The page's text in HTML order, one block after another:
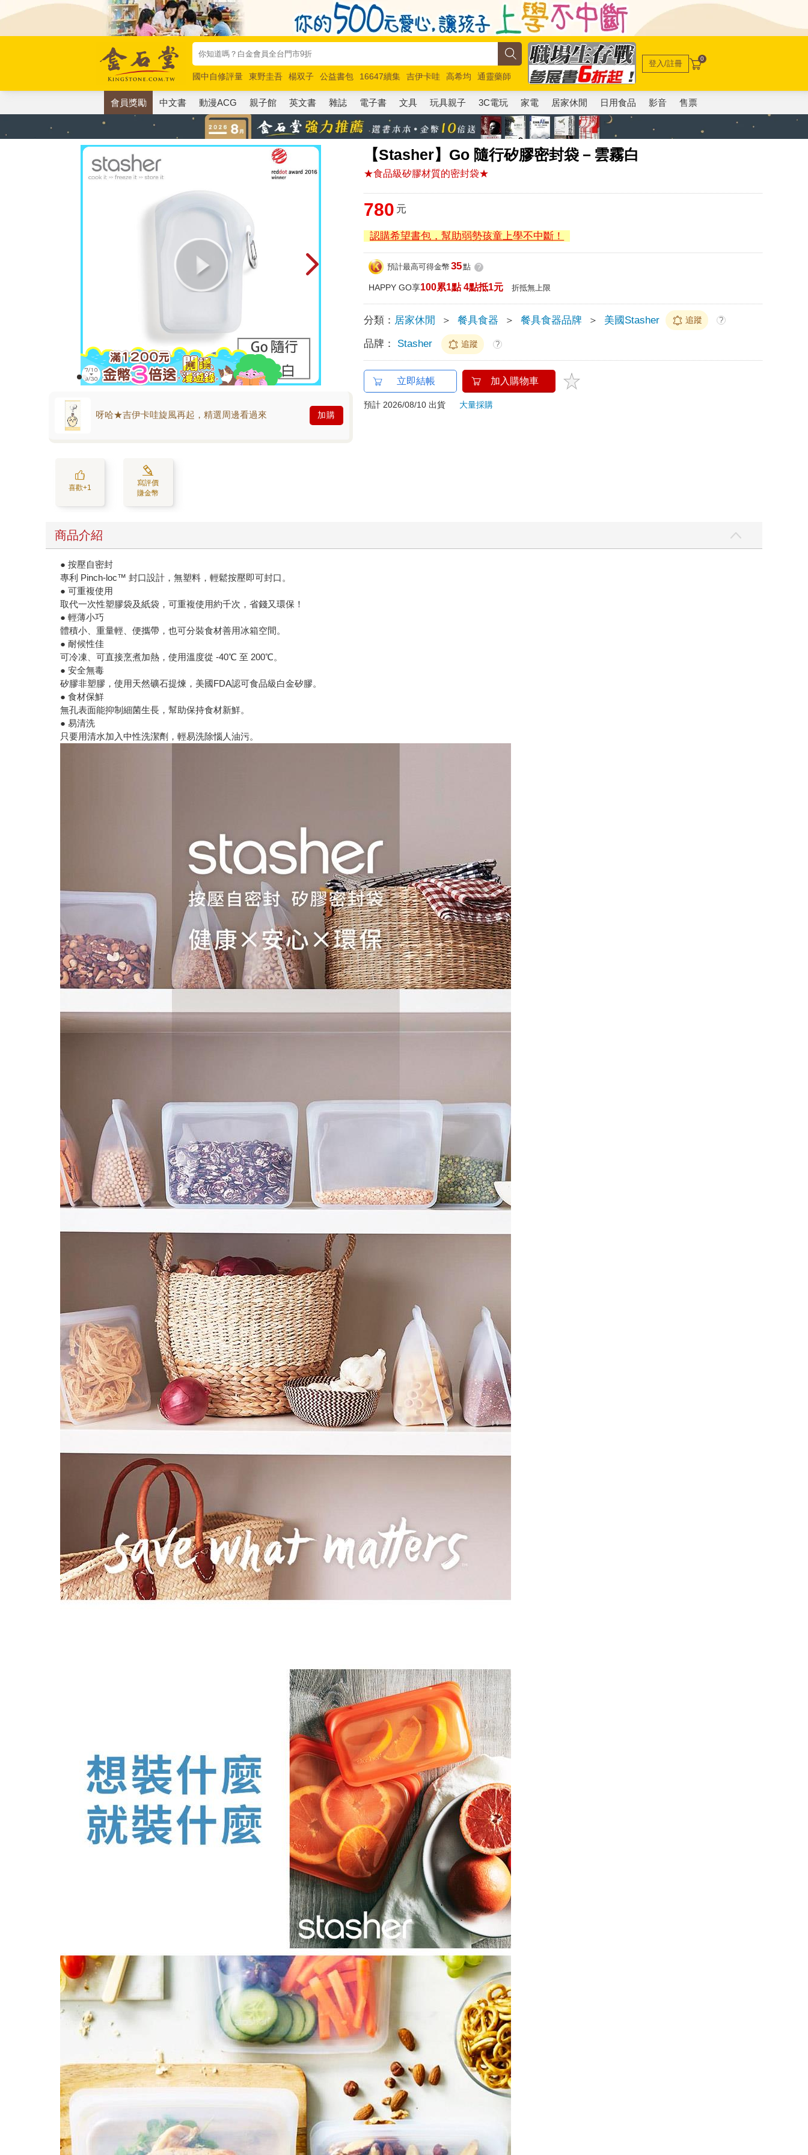
國中自修評量 東野圭吾 楊双子 公益書包 16647續集 吉伊卡哇 高希均
通靈藥師
唯紅花綻放
奧德賽 路邊攤新作 馬斯克 玩具總動員5 超慢跑
登入/註冊 0
會員獎勵 中文書 動漫ACG 親子館 英文書 雜誌 電子書 文具 玩具親子 3C電玩 家電 居家休閒 日用食品 影音 售票
【Stasher】Go 隨行矽膠密封袋－雲霧白
★食品級矽膠材質的密封袋★
呀哈★吉伊卡哇旋風再起，精選周邊看過來 加購
喜歡+1
寫評價
賺金幣
780 元
認購希望書包，幫助弱勢孩童上學不中斷！
預計最高可得金幣 35點 ?
HAPPY GO享100累1點 4點抵1元 折抵無上限
分類： 居家休閒 ＞ 餐具食器 ＞ 餐具食器品牌 ＞ 美國Stasher 追蹤 ?
品牌： Stasher 追蹤 ?
立即結帳 加入購物車
預計 2026/08/10 出貨 大量採購
商品介紹
● 按壓自密封
專利 Pinch-loc™ 封口設計，無塑料，輕鬆按壓即可封口。
● 可重複使用
取代一次性塑膠袋及紙袋，可重複使用約千次，省錢又環保！
● 輕薄小巧
體積小、重量輕、便攜帶，也可分裝食材善用冰箱空間。
● 耐候性佳
可冷凍、可直接烹煮加熱，使用溫度從 -40℃ 至 200℃。
● 安全無毒
矽膠非塑膠，使用天然礦石提煉，美國FDA認可食品級白金矽膠。
● 食材保鮮
無孔表面能抑制細菌生長，幫助保持食材新鮮。
● 易清洗
只要用清水加入中性洗潔劑，輕易洗除惱人油污。